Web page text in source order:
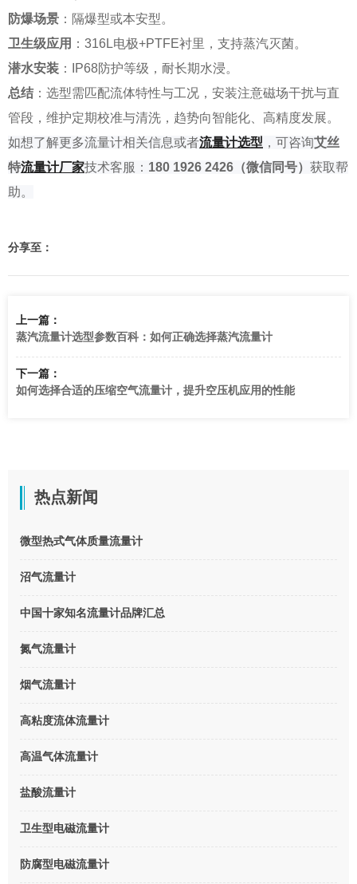
防爆场景 ：隔爆型或本安型。
卫生级应用 ：316L电极+PTFE衬里，支持蒸汽灭菌。
潜水安装 ：IP68防护等级，耐长期水浸。
总结：选型需匹配流体特性与工况，安装注意磁场干扰与直
管段，维护定期校准与清洗，趋势向智能化、高精度发展。
如想了解更多流量计相关信息或者流量计选型 ，可咨询艾丝
特流量计厂家技术客服： 180 1926 2426 （微信同号） 获取帮
助。
分享至：
上一篇：
蒸汽流量计选型参数百科：如何正确选择蒸汽流量计
下一篇：
如何选择合适的压缩空气流量计，提升空压机应用的性能
热点新闻
微型热式气体质量流量计
沼气流量计
中国十家知名流量计品牌汇总
氮气流量计
烟气流量计
高粘度流体流量计
高温气体流量计
盐酸流量计
卫生型电磁流量计
防腐型电磁流量计